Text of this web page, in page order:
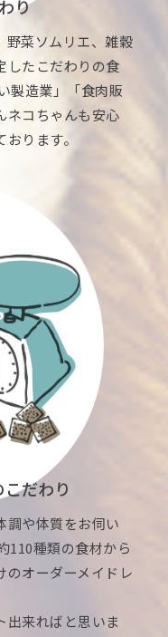
り
野菜ソムリエ、雑穀
したこだわりの食
製造業」「食肉販
ネコちゃんも安心
ります。
だわり
調や体質をお伺い
110種類の食材から
のオーダーメイドレ
出来ればと思いま